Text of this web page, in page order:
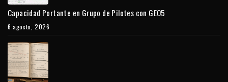
Capacidad Portante en Grupo de Pilotes con GEO5
6 agosto, 2026